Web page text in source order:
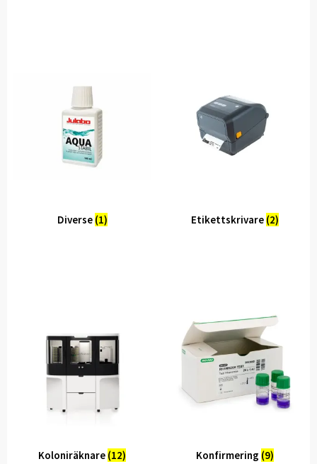
Diverse (1) Etikettskrivare (2)
Koloniräknare (12) Konfirmering (9)